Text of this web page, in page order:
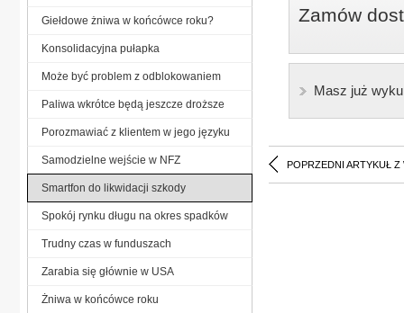
Zamów
Masz już
POPRZEDNI ARTYKUŁ Z
Giełdowe żniwa w końcówce roku?
Konsolidacyjna pułapka
Może być problem z odblokowaniem
Paliwa wkrótce będą jeszcze droższe
Porozmawiać z klientem w jego języku
Samodzielne wejście w NFZ
Smartfon do likwidacji szkody
Spokój rynku długu na okres spadków
Trudny czas w funduszach
Zarabia się głównie w USA
Żniwa w końcówce roku